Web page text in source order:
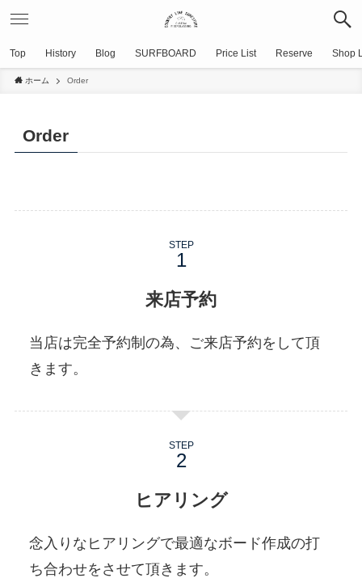
Top History Blog SURFBOARD Price List Reserve Shop
ホーム Order
Order
STEP
来店予約
当店は完全予約制の為、ご来店予約をして頂
きます。
STEP
ヒアリング
念入りなヒアリングで最適なボード作成の打
ち合わせをさせて頂きます。